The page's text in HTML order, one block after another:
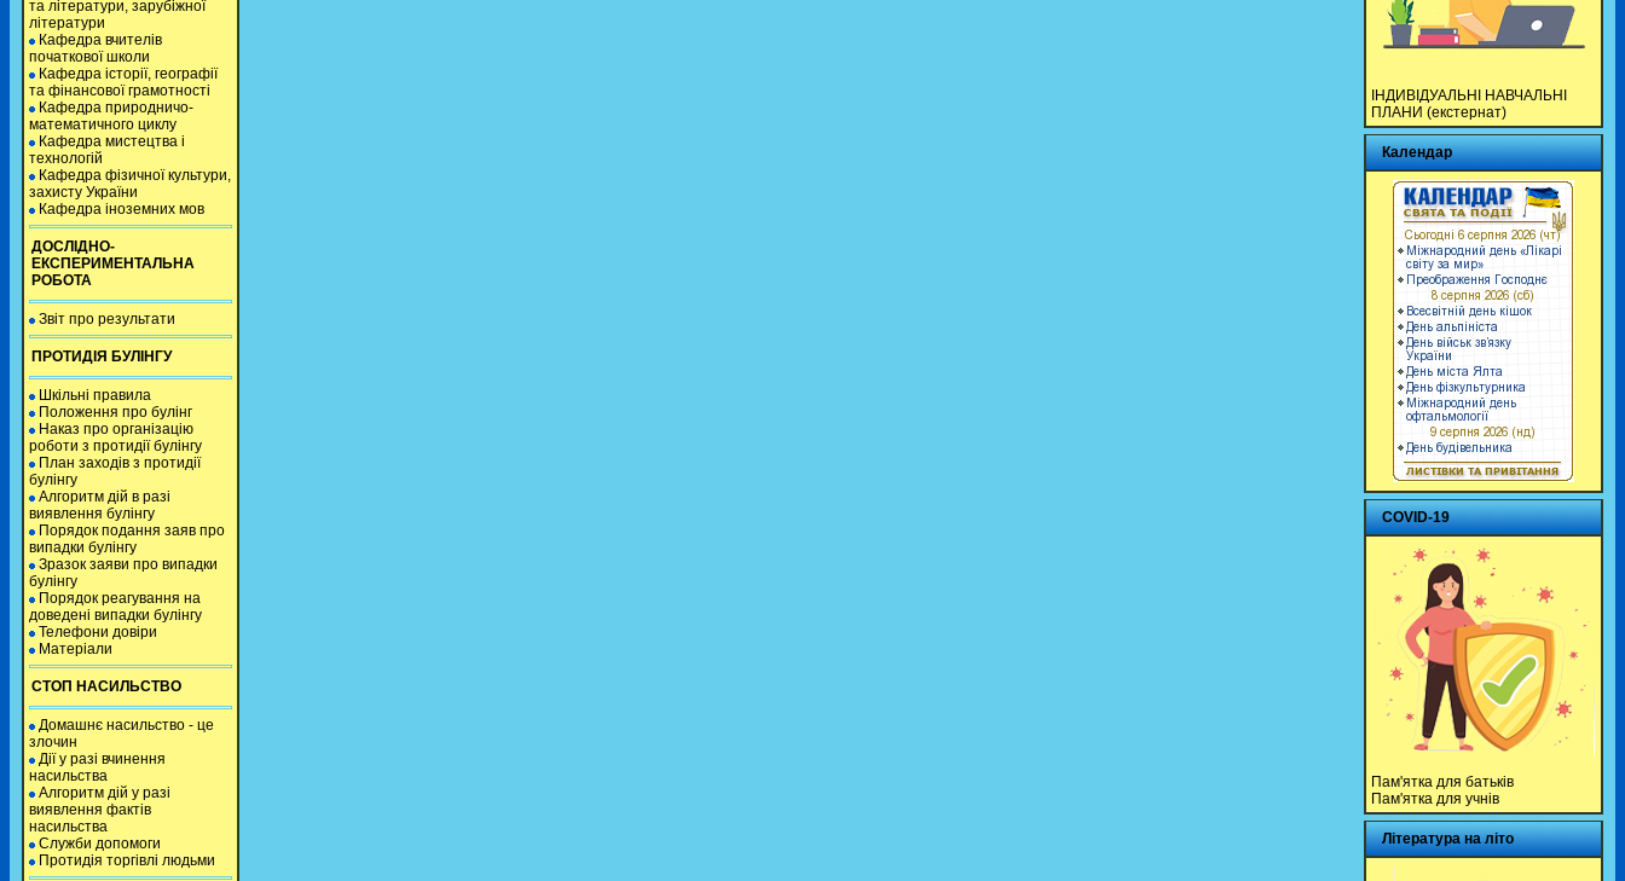
та літератури, зарубіжної
літератури
Кафедра вчителів
початкової школи
Кафедра історії, географії
та фінансової грамотності
Кафедра природничо-
математичного циклу
Кафедра мистецтва і
технологій
Кафедра фізичної культури,
захисту України
Кафедра іноземних мов
ДОСЛІДНО-
ЕКСПЕРИМЕНТАЛЬНА
РОБОТА
Звіт про результати
ПРОТИДІЯ БУЛІНГУ
Шкільні правила
Положення про булінг
Наказ про організацію
роботи з протидії булінгу
План заходів з протидії
булінгу
Алгоритм дій в разі
виявлення булінгу
Порядок подання заяв про
випадки булінгу
Зразок заяви про випадки
булінгу
Порядок реагування на
доведені випадки булінгу
Телефони довіри
Матеріали
СТОП НАСИЛЬСТВО
Домашнє насильство - це
злочин
Дії у разі вчинення
насильства
Алгоритм дій у разі
виявлення фактів
насильства
Служби допомоги
Протидія торгівлі людьми
ІНДИВІДУАЛЬНІ НАВЧАЛЬНІ
ПЛАНИ (екстернат)
Календар
COVID-19
Пам'ятка для батьків
Пам'ятка для учнів
Література на літо